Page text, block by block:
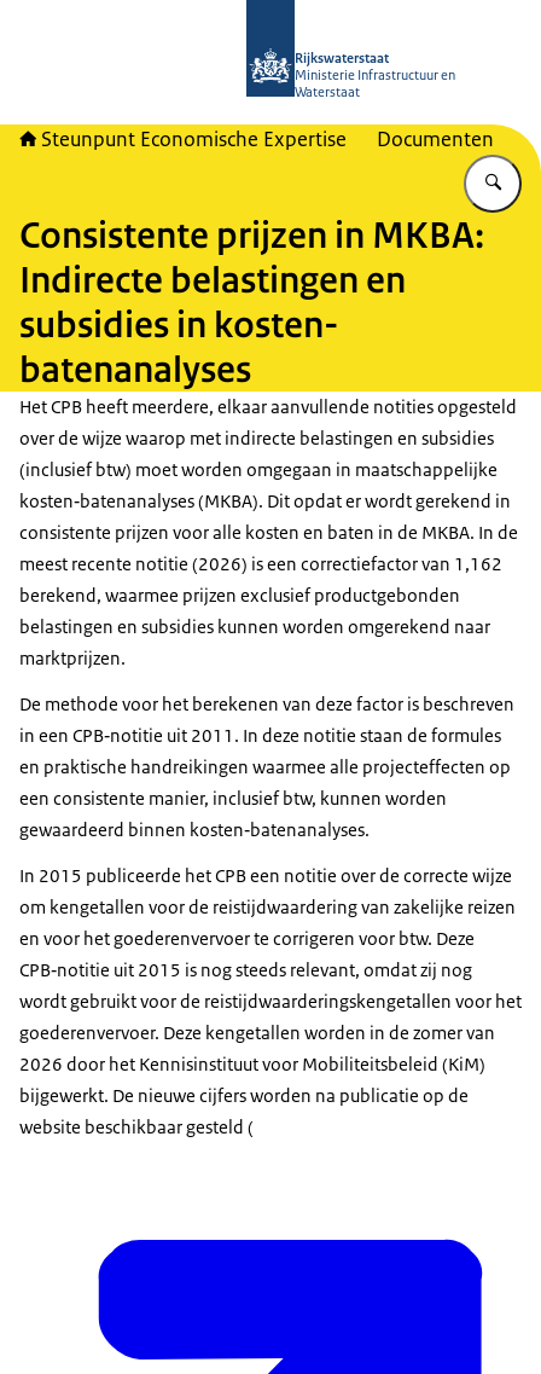
Rijkswaterstaat
Ministerie Infrastructuur en
Waterstaat
Steunpunt Economische Expertise Documenten
Consistente prijzen in MKBA:
Indirecte belastingen en
subsidies in kosten-
batenanalyses
Het CPB heeft meerdere, elkaar aanvullende notities opgesteld
over de wijze waarop met indirecte belastingen en subsidies
(inclusief btw) moet worden omgegaan in maatschappelijke
kosten‑batenanalyses (MKBA). Dit opdat er wordt gerekend in
consistente prijzen voor alle kosten en baten in de MKBA. In de
meest recente notitie (2026) is een correctiefactor van 1,162
berekend, waarmee prijzen exclusief productgebonden
belastingen en subsidies kunnen worden omgerekend naar
marktprijzen.
De methode voor het berekenen van deze factor is beschreven
in een CPB‑notitie uit 2011. In deze notitie staan de formules
en praktische handreikingen waarmee alle projecteffecten op
een consistente manier, inclusief btw, kunnen worden
gewaardeerd binnen kosten‑batenanalyses.
In 2015 publiceerde het CPB een notitie over de correcte wijze
om kengetallen voor de reistijdwaardering van zakelijke reizen
en voor het goederenvervoer te corrigeren voor btw. Deze
CPB‑notitie uit 2015 is nog steeds relevant, omdat zij nog
wordt gebruikt voor de reistijdwaarderingskengetallen voor het
goederenvervoer. Deze kengetallen worden in de zomer van
2026 door het Kennisinstituut voor Mobiliteitsbeleid (KiM)
bijgewerkt. De nieuwe cijfers worden na publicatie op de
website beschikbaar gesteld (